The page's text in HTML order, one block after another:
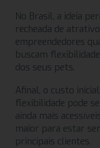
No Brasil, a ideia
recheada de
empreendedores
buscam
dos seus pets.
Afinal, o custo
flexibilidade pode
ainda mais
maior para estar
principais clientes.